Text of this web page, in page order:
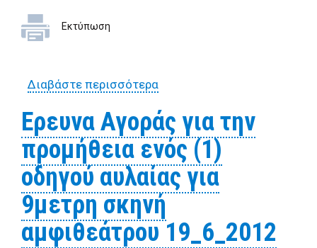
Εκτύπωση
Διαβάστε περισσότεραγια ΠΡΟΧΕΙΡΟΣ
ΔΙΑΓΩΝΙΣΜΟΣ για την
«Προμήθεια φωτιστικών
σωμάτων” 20_6_2012
Ερευνα Αγοράς για την
προμήθεια ενός (1)
οδηγού αυλαίας για
9μετρη σκηνή
αμφιθεάτρου 19_6_2012